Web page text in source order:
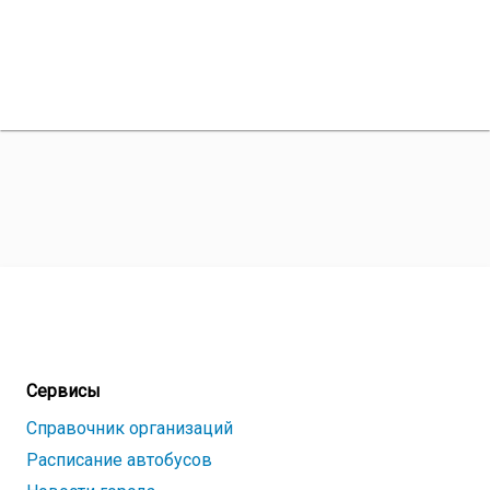
Сервисы
Справочник организаций
Расписание автобусов